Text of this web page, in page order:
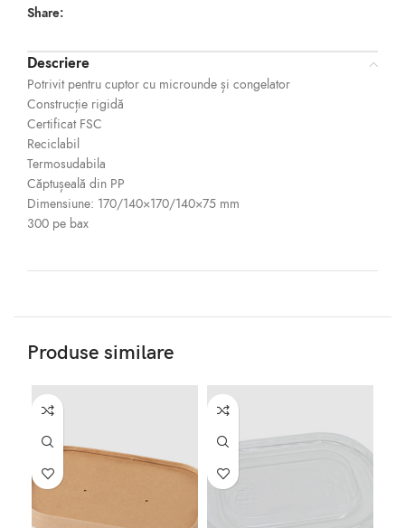
Share:
Descriere
Potrivit pentru cuptor cu microunde și congelator
Construcție rigidă
Certificat FSC
Reciclabil
Termosudabila
Căptușeală din PP
Dimensiune: 170/140×170/140×75 mm
300 pe bax
Produse similare